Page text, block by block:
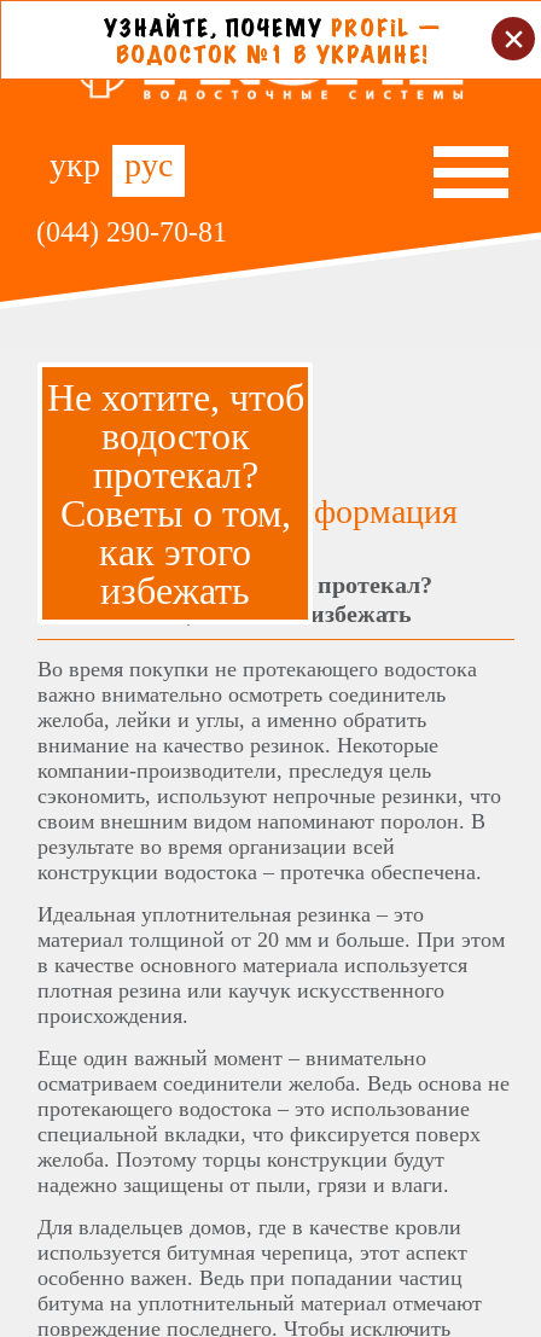
укр рус
(044) 290-70-81
Не хотите, чтоб
водосток
протекал?
Советы о том,
как этого
избежать
← Вся полезная информация
Не хотите, чтоб водосток протекал?
Советы о том, как этого избежать
Во время покупки не протекающего водостока
важно внимательно осмотреть соединитель
желоба, лейки и углы, а именно обратить
внимание на качество резинок. Некоторые
компании-производители, преследуя цель
сэкономить, используют непрочные резинки, что
своим внешним видом напоминают поролон. В
результате во время организации всей
конструкции водостока ‒ протечка обеспечена.
Идеальная уплотнительная резинка ‒ это
материал толщиной от 20 мм и больше. При этом
в качестве основного материала используется
плотная резина или каучук искусственного
происхождения.
Еще один важный момент ‒ внимательно
осматриваем соединители желоба. Ведь основа не
протекающего водостока ‒ это использование
специальной вкладки, что фиксируется поверх
желоба. Поэтому торцы конструкции будут
надежно защищены от пыли, грязи и влаги.
Для владельцев домов, где в качестве кровли
используется битумная черепица, этот аспект
особенно важен. Ведь при попадании частиц
битума на уплотнительный материал отмечают
повреждение последнего. Чтобы исключить